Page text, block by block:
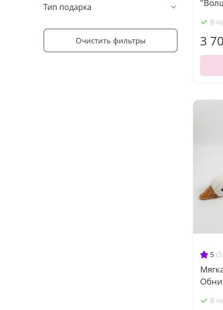
Тип подарка
Очистить фильтры
В
3
5
В